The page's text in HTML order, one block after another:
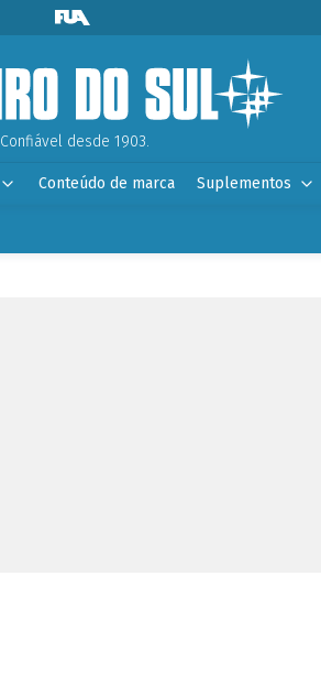
Confiável desde 1903.
Conteúdo de marca Suplementos